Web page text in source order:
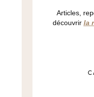
Articles,
découvrir la